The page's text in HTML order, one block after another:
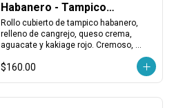
Habanero - Tampico
Picante, Cangrejo y Queso
Rollo cubierto de tampico habanero,
relleno de cangrejo, queso crema,
aguacate y kakiage rojo. Cremoso,
crujiente.
$160.00